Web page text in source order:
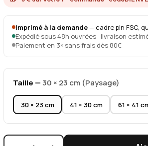
Imprimé à la demande— cadre pin FSC,
Expédié sous 48h ouvrées · livraison
Paiement en 3× sans frais dès 80€
Taille —30 × 23 cm (Paysage)
30 × 23 cm 41 × 30 cm 61 × 41